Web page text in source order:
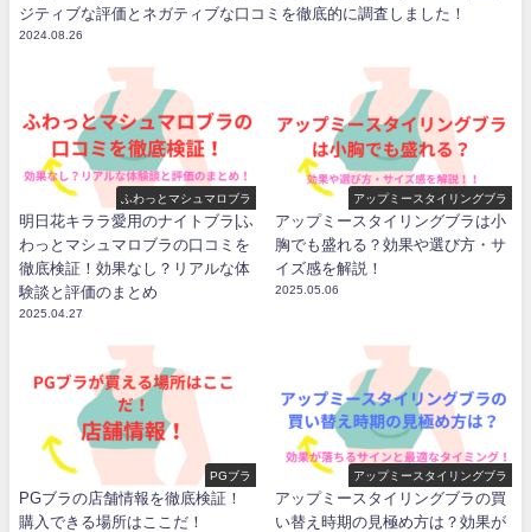
ジティブな評価とネガティブな口コミを徹底的に調査しました！
2024.08.26
ふわっとマシュマロブラ
明日花キララ愛用のナイトブラ|ふ
わっとマシュマロブラの口コミを
徹底検証！効果なし？リアルな体
験談と評価のまとめ
2025.04.27
アップミースタイリングブラ
アップミースタイリングブラは小
胸でも盛れる？効果や選び方・サ
イズ感を解説！
2025.05.06
PGブラ
PGブラの店舗情報を徹底検証！
購入できる場所はここだ！
アップミースタイリングブラ
アップミースタイリングブラの買
い替え時期の見極め方は？効果が